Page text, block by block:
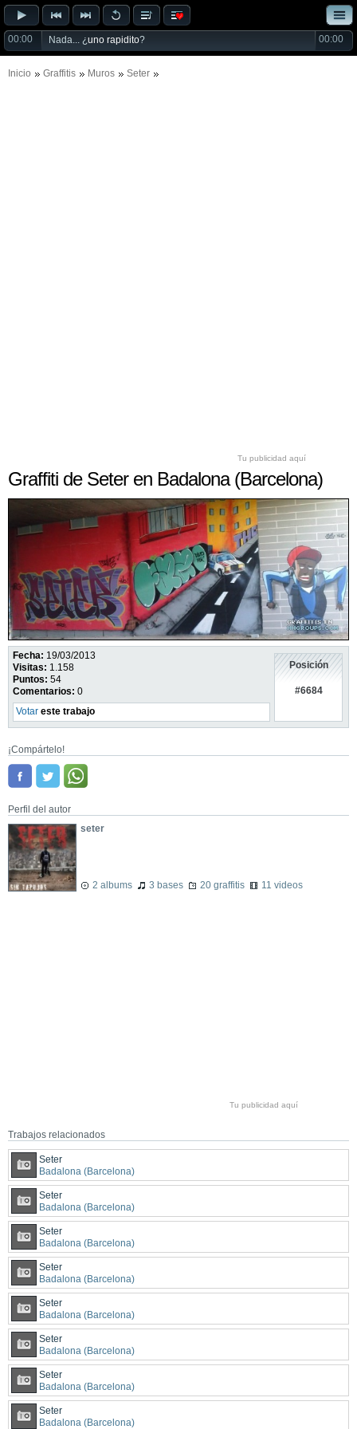
00:00 Nada... ¿uno rapidito? 00:00
Inicio Graffitis Muros Seter
Tu publicidad aquí
Graffiti de Seter en Badalona (Barcelona)
Fecha: 19/03/2013
Visitas: 1.158
Puntos: 54
Comentarios: 0
Votar este trabajo
Posición
#6684
¡Compártelo!
Perfil del autor
seter
2 albums 3 bases 20 graffitis 11 videos
Tu publicidad aquí
Trabajos relacionados
Seter
Badalona (Barcelona)
Seter
Badalona (Barcelona)
Seter
Badalona (Barcelona)
Seter
Badalona (Barcelona)
Seter
Badalona (Barcelona)
Seter
Badalona (Barcelona)
Seter
Badalona (Barcelona)
Seter
Badalona (Barcelona)